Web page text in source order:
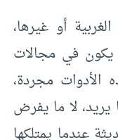
أو غيرها،
يكون في مجالات
الأدوات مجردة،
لا ما يفرض
عندما يمتلكها